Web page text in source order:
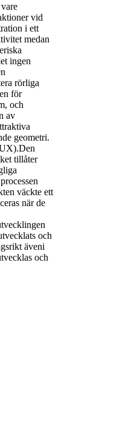
vid
i ett
medan
ingen
rörliga
för
och
av
geometri.
tillåter
väckte ett
när de
och
äveni
och